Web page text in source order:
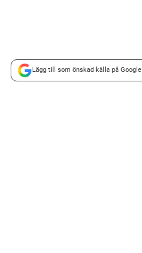
Lägg till som önskad källa på Google